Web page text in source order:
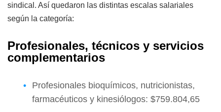
sindical. Así quedaron las distintas escalas salariales
según la categoría:
Profesionales, técnicos y servicios
complementarios
Profesionales bioquímicos, nutricionistas,
farmacéuticos y kinesiólogos: $759.804,65